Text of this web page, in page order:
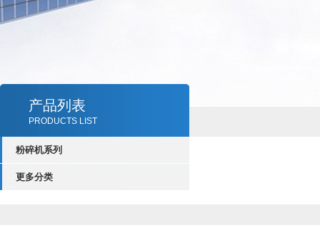
产品列表
PRODUCTS LIST
粉碎机系列
更多分类